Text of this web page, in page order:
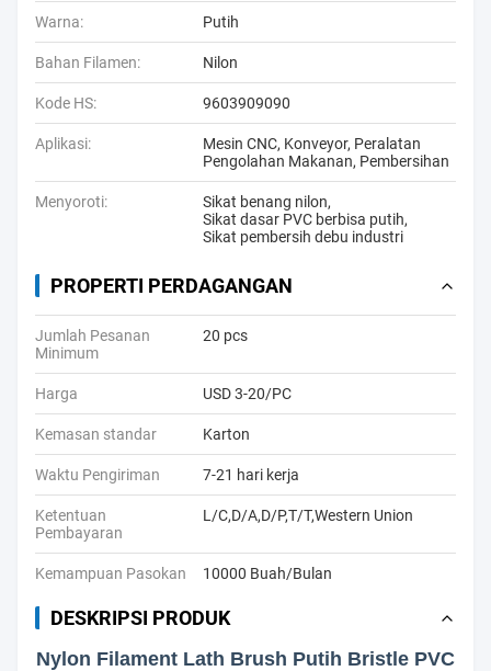
Warna: Putih
Bahan Filamen: Nilon
Kode HS: 9603909090
Aplikasi:
Mesin CNC, Konveyor, Peralatan
Pengolahan Makanan, Pembersihan
Menyoroti: Sikat benang nilon,
Sikat dasar PVC berbisa putih,
Sikat pembersih debu industri
PROPERTI PERDAGANGAN
Jumlah Pesanan
Minimum
20 pcs
Harga USD 3-20/PC
Kemasan standar Karton
Waktu Pengiriman 7-21 hari kerja
Ketentuan
Pembayaran
L/C,D/A,D/P,T/T,Western Union
Kemampuan Pasokan 10000 Buah/Bulan
DESKRIPSI PRODUK
Nylon Filament Lath Brush Putih Bristle PVC